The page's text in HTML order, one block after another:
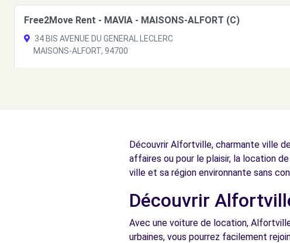
Free2Move Rent - MAVIA - MAISONS-ALFORT (C)
34 BIS AVENUE DU GENERAL LECLERC
MAISONS-ALFORT, 94700
Découvrir Alfortville, charmante ville
affaires ou pour le plaisir, la location
ville et sa région environnante sans
Découvrir
Avec une voiture de location,
urbaines, vous pourrez facilement